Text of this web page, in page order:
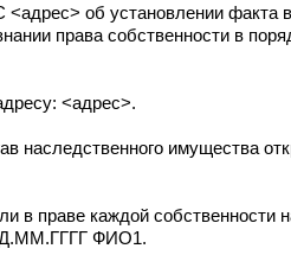
об установлении факта
права собственности в
<адрес>.
наследственного имущества
праве каждой собственности
ФИО1.